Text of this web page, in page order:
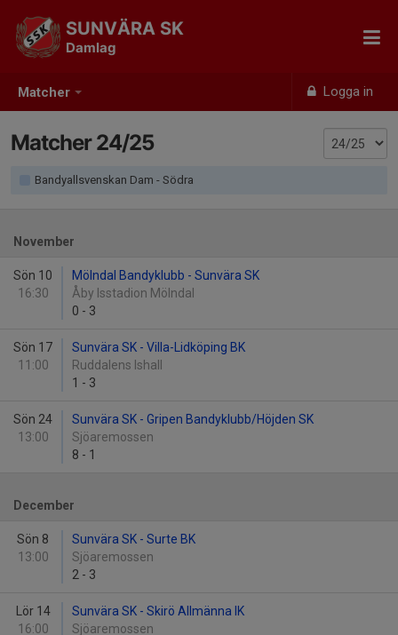
Matcher Logga in
SUNVÄRA SK
Damlag
Matcher 24/25
Bandyallsvenskan Dam - Södra
November
Sön 10
16:30
Mölndal Bandyklubb - Sunvära SK
Åby Isstadion Mölndal
0 - 3
Sön 17
11:00
Sunvära SK - Villa-Lidköping BK
Ruddalens Ishall
1 - 3
Sön 24
13:00
Sunvära SK - Gripen Bandyklubb/Höjden SK
Sjöaremossen
8 - 1
December
Sön 8
13:00
Sunvära SK - Surte BK
Sjöaremossen
2 - 3
Lör 14
16:00
Sunvära SK - Skirö Allmänna IK
Sjöaremossen